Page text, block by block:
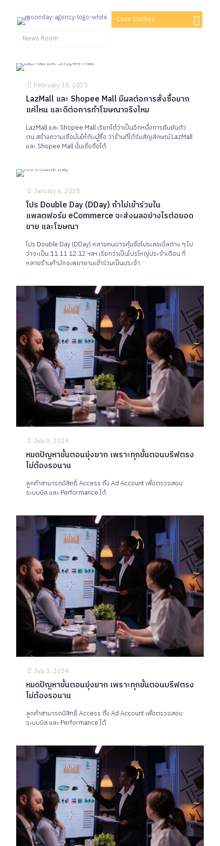
All
Case Studies
News Room
February 10, 2025
LazMall และ Shopee Mall มีผลต่อการสั่งซื้อมาก
แค่ไหน และดีต่อการทำโฆษณาจริงไหม
LazMall และ Shopee Mall เรียกได้ว่าเป็นอีกหนึ่งการยืนยันตัว
ตน สร้างความเชื่อมั่นให้กับผู้ซื้อ ว่าร้านที่ได้รับสัญลักษณ์ LazMall
และ Shopee Mall นั้นเชื่อถือได้
January 6, 2025
โปร Double Day (DDay) ถ้าไม่เข้าร่วมใน
แพลตฟอร์ม eCommerce จะส่งผลอย่างไรต่อยอด
ขาย และโฆษณา
โปร Double Day (DDay) หลายคนอาจคุ้มชื่อโปรเลขเบิ้ลต่าง ๆ ไม่
ว่าจะเป็น 11.11 12.12 ฯลฯ เรียกว่าเป็นโปรใหญ่ประจำเดือน ที่
หลายร้านค้ามักจะพยายามเข้าร่วมเป็นประจำ
July 3, 2024
หมดปัญหาขั้นตอนยุ่งยาก เพราะทุกขั้นตอนบรีฟตรง
ไม่ต้องรอนาน
ลูกค้าสามารถมีสิทธิ์ Access ถึง Ad Account เพื่อตรวจสอบ
ระบบบิล และ Performance ได้
July 3, 2024
หมดปัญหาขั้นตอนยุ่งยาก เพราะทุกขั้นตอนบรีฟตรง
ไม่ต้องรอนาน
ลูกค้าสามารถมีสิทธิ์ Access ถึง Ad Account เพื่อตรวจสอบ
ระบบบิล และ Performance ได้